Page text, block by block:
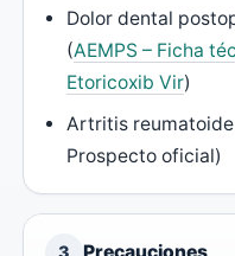
Dolor dental
(AEMPS – Ficha
Etoricoxib Vir)
Artritis reumatoide
Prospecto oficial)
3